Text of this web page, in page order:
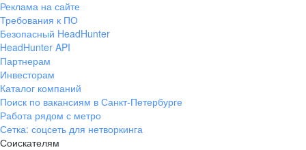
Честная стабильная зарплата. Чёткая
система премий. Возможность влиять
и увеличивать свой доход
Поддержка на старте
В основе работы —
пользовательский опыт
Средний возраст
сотрудников — 32 года
Возможность роста
Мы создаем атмосферу, в которой хочется
развиваться
Признаем достижения каждого и справедливо
их оцениваем —Более 40%руководителей выросли
внутри компании
Тренинги, подкасты, онлайн-курсы — в свободном
доступе
до Хабаровска
Прозрачная система
премирования
Реклама на сайте
Требования к ПО
Безопасный HeadHunter
HeadHunter API
Партнерам
Инвесторам
Каталог компаний
Поиск по вакансиям в Санкт-Петербурге
Работа рядом с метро
Сетка: соцсеть для нетворкинга
Соискателям